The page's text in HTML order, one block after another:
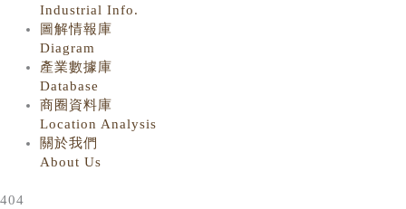
Industrial Info.
圖解情報庫
Diagram
產業數據庫
Database
商圈資料庫
Location Analysis
關於我們
About Us
404